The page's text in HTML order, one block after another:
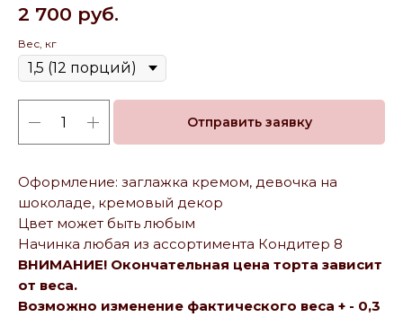
2 700 руб.
Вес, кг
Отправить заявку
Оформление: заглажка кремом, девочка на
шоколаде, кремовый декор
Цвет может быть любым
Начинка любая из ассортимента Кондитер 8
ВНИМАНИЕ! Окончательная цена торта зависит
от веса.
Возможно изменение фактического веса + - 0,3